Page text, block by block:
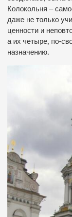
Колокольня –
даже не только
ценности и
а их четыре, по-
назначению.